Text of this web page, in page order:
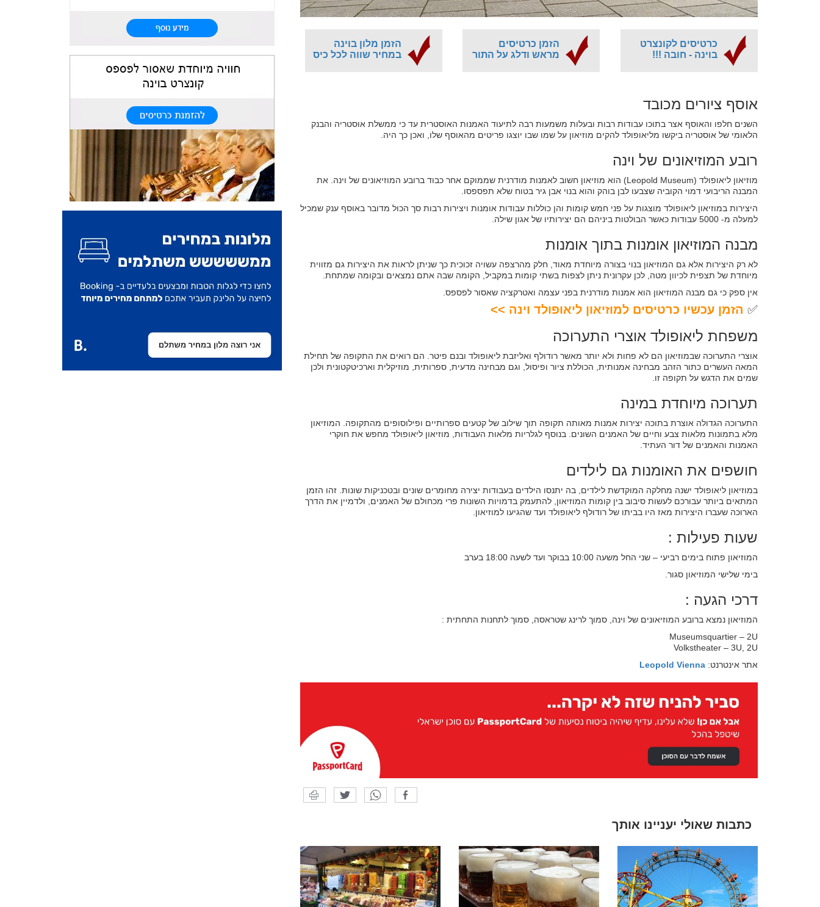
כרטיסים לקונצרט
בוינה - חובה !!!
הזמן כרטיסים
מראש ודלג על התור
הזמן מלון בוינה
במחיר שווה לכל כיס
אוסף ציורים מכובד
השנים חלפו והאוסף אצר בתוכו עבודות רבות ובעלות משמעות רבה לתיעוד האמנות האוסטרית עד כי ממשלת אוסטריה והבנק
הלאומי של אוסטריה ביקשו מליאופולד להקים מוזיאון על שמו שבו יוצגו פריטים מהאוסף שלו, ואכן כך היה.
רובע המוזיאונים של וינה
מוזיאון ליאופולד (Leopold Museum) הוא מוזיאון חשוב לאמנות מודרנית שממוקם אחר כבוד ברובע המוזיאונים של וינה. את
המבנה הריבועי דמוי הקוביה שצבעו לבן בוהק והוא בנוי אבן גיר בטוח שלא תפספסו.
היצירות במוזיאון ליאופולד מוצגות על פני חמש קומות והן כוללות עבודות אומנות ויצירות רבות סך הכול מדובר באוסף ענק שמכיל
למעלה מ- 5000 עבודות כאשר הבולטות ביניהם הם יצירותיו של אגון שילה.
מבנה המוזיאון אומנות בתוך אומנות
לא רק היצירות אלא גם המוזיאון בנוי בצורה מיוחדת מאוד, חלק מהרצפה עשויה זכוכית כך שניתן לראות את היצירות גם מזווית
מיוחדת של תצפית לכיוון מטה, לכן עקרונית ניתן לצפות בשתי קומות במקביל, הקומה שבה אתם נמצאים ובקומה שמתחת.
אין ספק כי גם מבנה המוזיאון הוא אמנות מודרנית בפני עצמה ואטרקציה שאסור לפספס.
✅ הזמן עכשיו כרטיסים למוזיאון ליאופולד וינה >>
משפחת ליאופולד אוצרי התערוכה
אוצרי התערוכה שבמוזיאון הם לא פחות ולא יותר מאשר רודולף ואליזבת ליאופולד ובנם פיטר. הם רואים את התקופה של תחילת
המאה העשרים כתור הזהב מבחינה אמנותית, הכוללת ציור ופיסול, וגם מבחינה מדעית, ספרותית, מוזיקלית וארכיטקטונית ולכן
שמים את הדגש על תקופה זו.
תערוכה מיוחדת במינה
התערוכה הגדולה אוצרת בתוכה יצירות אמנות מאותה תקופה תוך שילוב של קטעים ספרותיים ופילוסופים מהתקופה. המוזיאון
מלא בתמונות מלאות צבע וחיים של האמנים השונים. בנוסף לגלריות מלאות העבודות, מוזיאון ליאופולד מחפש את חוקרי
האמנות והאמנים של דור העתיד.
חושפים את האומנות גם לילדים
במוזיאון ליאופולד ישנה מחלקה המוקדשת לילדים, בה יתנסו הילדים בעבודות יצירה מחומרים שונים ובטכניקות שונות. זהו הזמן
המתאים ביותר עבורכם לעשות סיבוב בין קומות המוזיאון, להתעמק בדמויות השונות פרי מכחולם של האמנים, ולדמיין את הדרך
הארוכה שעברו היצירות מאז היו בביתו של רודולף ליאופולד ועד שהגיעו למוזיאון.
שעות פעילות :
המוזיאון פתוח בימים רביעי – שני החל משעה 10:00 בבוקר ועד לשעה 18:00 בערב
בימי שלישי המוזיאון סגור.
דרכי הגעה :
המוזיאון נמצא ברובע המוזיאונים של וינה, סמוך לרינג שטראסה, סמוך לתחנות התחתית :
Museumsquartier – 2U
Volkstheater – 3U, 2U
אתר אינטרנט: Leopold Vienna
כתבות שאולי יעניינו אותך